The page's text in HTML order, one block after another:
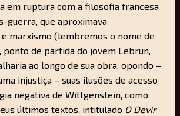
em ruptura com a filosofia francesa
guerra, que aproximava
marxismo (lembremos o nome de
ponto de partida do jovem Lebrun,
ao longo de sua obra, opondo –
injustiça – suas ilusões de acesso
negativa de Wittgenstein, como
últimos textos, intitulado O Devir